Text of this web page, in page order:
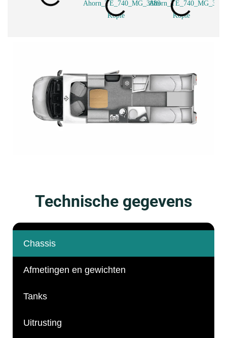
Technische gegevens
Chassis
Afmetingen en gewichten
Tanks
Uitrusting